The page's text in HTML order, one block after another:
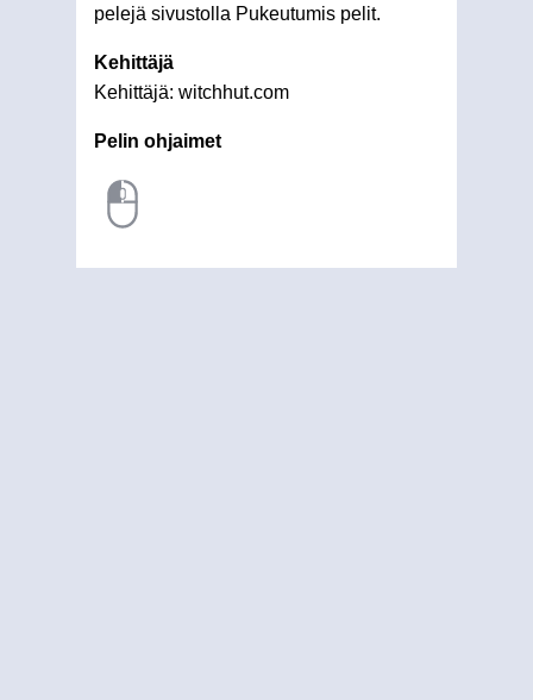
pelejä sivustolla Pukeutumis pelit.
Kehittäjä
Kehittäjä: witchhut.com
Pelin ohjaimet